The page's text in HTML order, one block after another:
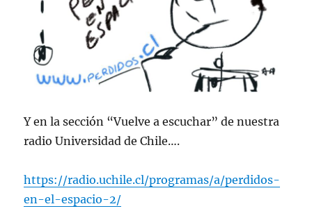
Y en la sección “Vuelve a escuchar” de nuestra
radio Universidad de Chile….
https://radio.uchile.cl/programas/a/perdidos-
en-el-espacio-2/